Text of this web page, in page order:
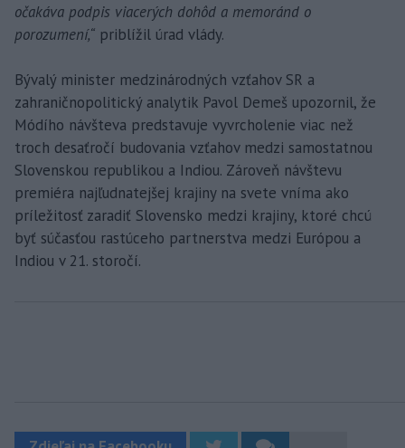
očakáva podpis viacerých dohôd a memoránd o
porozumení,“ priblížil úrad vlády.
Bývalý minister medzinárodných vzťahov SR a
zahraničnopolitický analytik Pavol Demeš upozornil, že
Módího návšteva predstavuje vyvrcholenie viac než
troch desaťročí budovania vzťahov medzi samostatnou
Slovenskou republikou a Indiou. Zároveň návštevu
premiéra najľudnatejšej krajiny na svete vníma ako
príležitosť zaradiť Slovensko medzi krajiny, ktoré chcú
byť súčasťou rastúceho partnerstva medzi Európou a
Indiou v 21. storočí.